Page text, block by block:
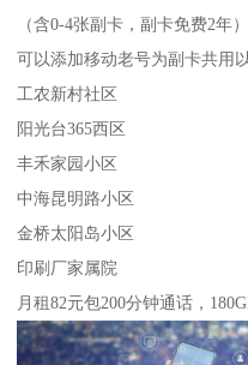
（含0-4张副卡，副卡免费2年
可以添加移动老号为副卡共用
工农新村社区
阳光台365西区
丰禾家园小区
中海昆明路小区
金桥太阳岛小区
印刷厂家属院
月租82元包200分钟通话，